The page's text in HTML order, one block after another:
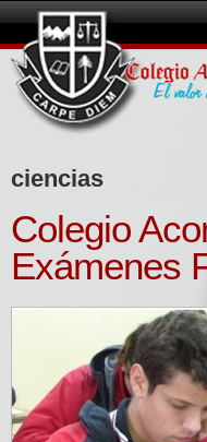
ciencias
Colegio
Exámenes